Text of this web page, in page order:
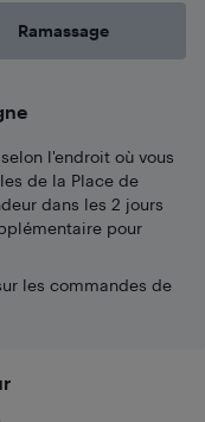
Ramassage
l'endroit où vous
de la Place de
dans les 2 jours
pour
les commandes de